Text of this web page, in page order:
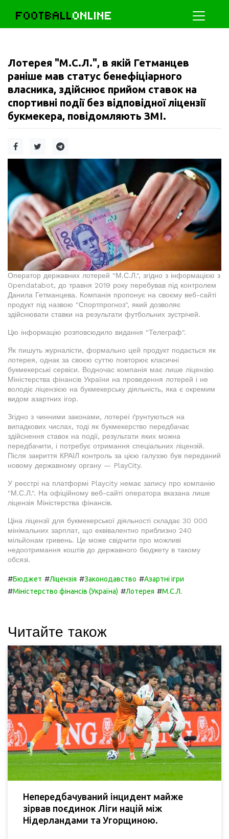
FOOTBALLONLINE
Лотерея "М.С.Л.", в якій Гетманцев
раніше мав статус бенефіціарного
власника, здійснює прийом ставок на
спортивні події без відповідної ліцензії
букмекера, повідомляють ЗМІ.
Оператор державних лотерей "М.С.Л.", згідно з інформацією з
Opendatabot, до травня 2019 року перебував під контролем
Данила Гетманцева. Компанія пропонує на своєму веб-сайті
продукт під назвою "Спортпрогноз", який дозволяє
здійснювати ставки на результати футбольних зустрічей.
Цю інформацію розповсюдило видання "Телеграф".
Як пишуть журналісти, формально цей продукт подається як
лотерея, однак за своєю суттю повторює класичні
букмекерські сервіси. Водночас компанія має лише ліцензію
Міністерства фінансів України на проведення лотерей і не
володіє ліцензією на букмекерську діяльність, яка є окремим
видом азартних ігор.
Згідно з чинними законами, лотереї ґрунтуються на
випадкових числах, тоді як букмекерство передбачає
здійснення ставок на події, результати яких можна
передбачити, і потребує отримання спеціальних ліцензій.
Після закриття КРАІЛ контроль за цією галуззю був переданий
новому державному органу — PlayCity.
У реєстрі на платформі Playcity немає запису про компанію
"М.С.Л.". На офіційному веб-сайті оператора вказана лише
ліцензія Міністерства фінансів.
Ціна ліцензії для букмекерської діяльності складає 30 000
мінімальних зарплат, що еквівалентно приблизно 240
мільйонам гривень. Це може свідчити про можливі
недоотримання коштів до державного бюджету в такому
обсязі.
#Бюджет #Ліцензія #Законодавство #Азартні ігри
#Міністерство фінансів (Україна) #Лотерея #М.С.Л.
Читайте також
Непередбачуваний інцидент майже
зірвав поєдинок Ліги націй між
Нідерландами та Угорщиною.